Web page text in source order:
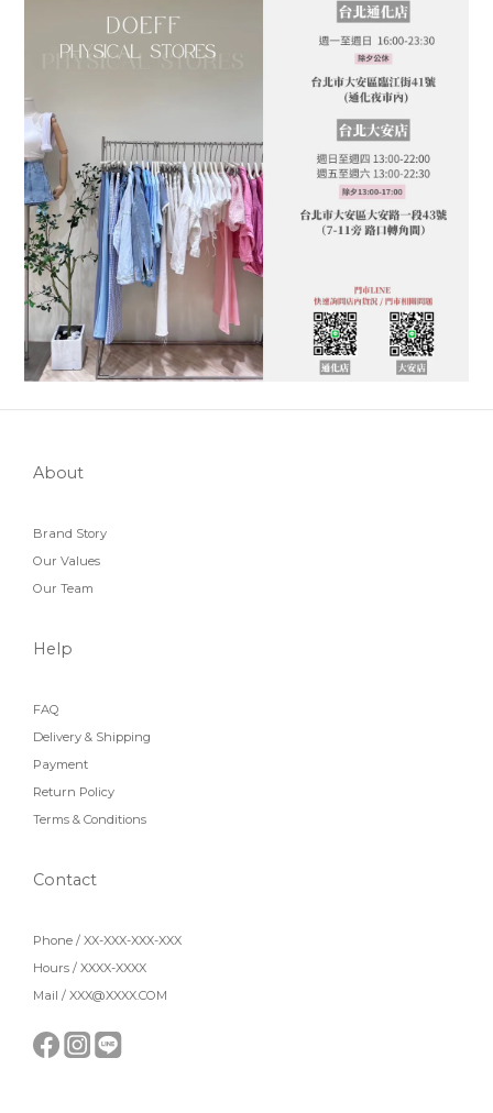
About
Brand Story
Our Values
Our Team
Help
FAQ
Delivery & Shipping
Payment
Return Policy
Terms & Conditions
Contact
Phone / XX-XXX-XXX-XXX
Hours / XXXX-XXXX
Mail / XXX@XXXX.COM